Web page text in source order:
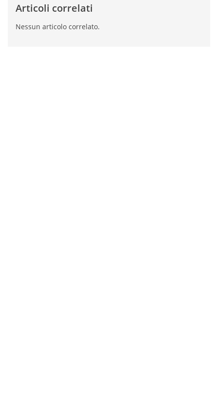
Articoli correlati
Nessun articolo correlato.